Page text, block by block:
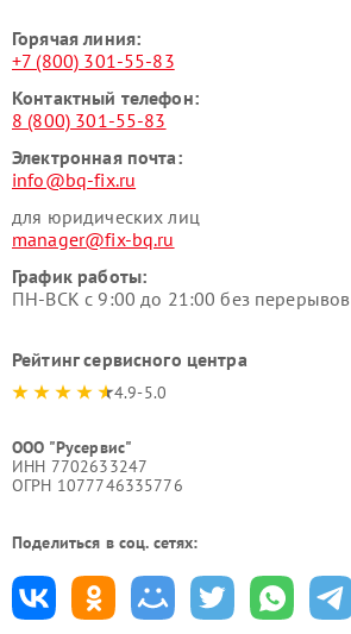
Горячая линия:
+7 (800) 301-55-83
Контактный телефон:
8 (800) 301-55-83
Электронная почта:
info@bq-fix.ru
для юридических лиц
manager@fix-bq.ru
График работы:
ПН-ВСК с 9:00 до 21:00 без
Рейтинг сервисного центра
4.9-5.0
ООО "Русервис"
ИНН 7702633247
ОГРН 1077746335776
Поделиться в соц. сетях: